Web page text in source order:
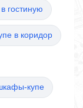
гостиную
в коридор
купе